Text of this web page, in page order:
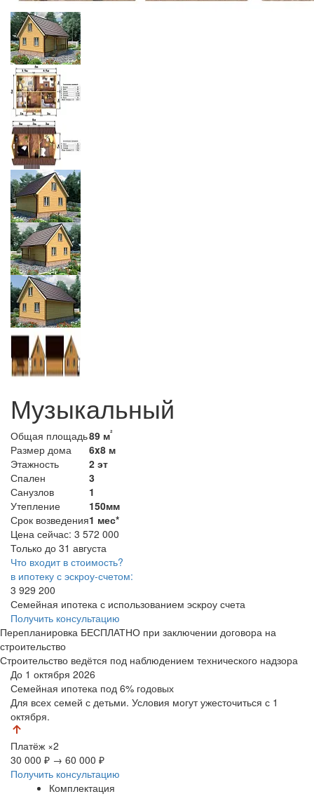
Музыкальный
Общая площадь89 м²
Размер дома
6x8 м
Этажность
2 эт
Спален
3
Санузлов
1
Утепление
150мм
Срок возведения1 мес*
Цена сейчас: 3 572 000
Только до 31 августа
Что входит в стоимость?
в ипотеку с эскроу-счетом:
3 929 200
Семейная ипотека с использованием эскроу счета
Получить консультацию
Перепланировка БЕСПЛАТНО при заключении договора на
строительство
Строительство ведётся под наблюдением технического надзора
До 1 октября 2026
Семейная ипотека под 6% годовых
Для всех семей с детьми. Условия могут ужесточиться с 1
октября.
Платёж ×2
30 000 ₽ → 60 000 ₽
Получить консультацию
Комплектация